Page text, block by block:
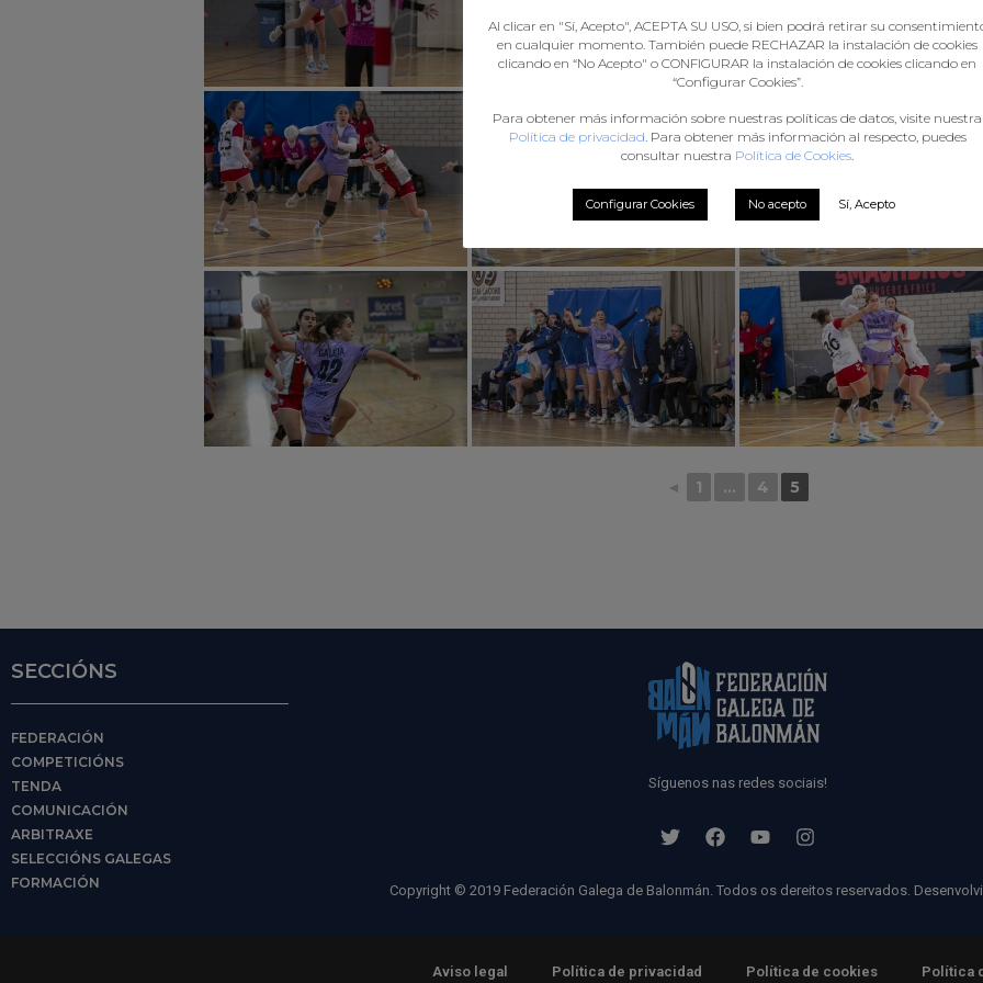
◄ 1 ... 4 5
SECCIÓNS
FEDERACIÓN
COMPETICIÓNS
TENDA
COMUNICACIÓN
ARBITRAXE
SELECCIÓNS GALEGAS
FORMACIÓN
Síguenos nas redes sociais!
Copyright © 2019 Federación Galega de Balonmán. Todos os dereitos reservados.
Aviso legal Política de privacidad Política de cookies Política
Al clicar en "Sí, Acepto", ACEPTA SU USO, si bien podrá retirar su
en cualquier momento. También puede RECHAZAR la instalación de cookies
clicando en “No Acepto" o CONFIGURAR la instalación de cookies clicando en
“Configurar Cookies”.
Para obtener más información sobre nuestras políticas de datos, visite nuestra
Política de privacidad. Para obtener más información al respecto, puedes
consultar nuestra Política de Cookies.
Configurar Cookies No acepto Sí, Acepto